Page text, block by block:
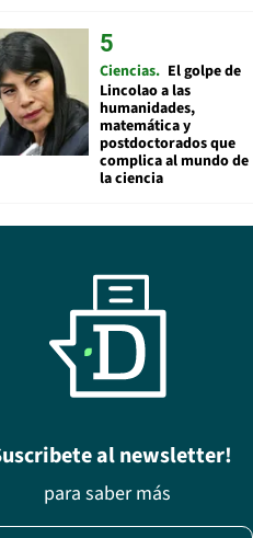
Ciencias El golpe de
Lincolao a las
humanidades,
matemática y
postdoctorados que
complica al mundo de
la ciencia
al newsletter!
para saber más